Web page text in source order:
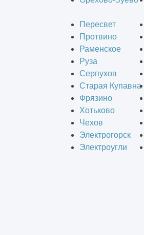
Пересвет
Протвино
Раменское
Руза
Серпухов
Старая Купавна
Фрязино
Хотьково
Чехов
Электрогорск
Электроугли